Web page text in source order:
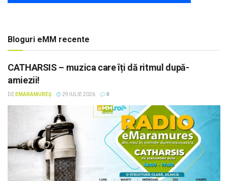
Bloguri eMM recente
CATHARSIS – muzica care îți dă ritmul după-
amiezii!
DE EMARAMUREȘ 29 IULIE 2026 0